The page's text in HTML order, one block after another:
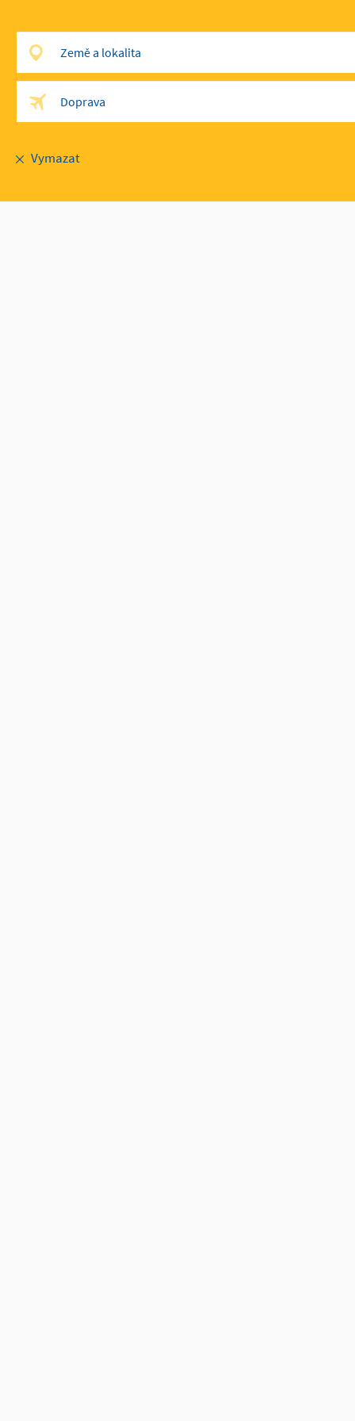
Země a lokalita
Doprava
Doprava
Vymazat